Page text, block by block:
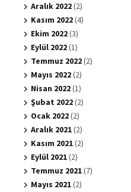
Aralık 2022(2)
Kasım 2022(4)
Ekim 2022(3)
Eylül 2022(1)
Temmuz 2022(2)
Mayıs 2022(2)
Nisan 2022(1)
Şubat 2022(2)
Ocak 2022(2)
Aralık 2021(2)
Kasım 2021(2)
Eylül 2021(2)
Temmuz 2021(7)
Mayıs 2021(2)